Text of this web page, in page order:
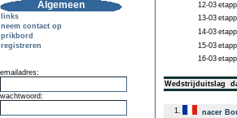
Algemeen
links
neem contact op
prikbord
registreren
emailadres:
wachtwoord:
12-03
13-03
14-03
15-03
16-03
Wedstrijduitslag
1.
nacer